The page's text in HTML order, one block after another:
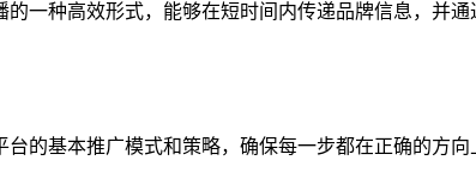
一种高效形式，能够在短时间内传递品牌信息，并
的基本推广模式和策略，确保每一步都在正确的方向